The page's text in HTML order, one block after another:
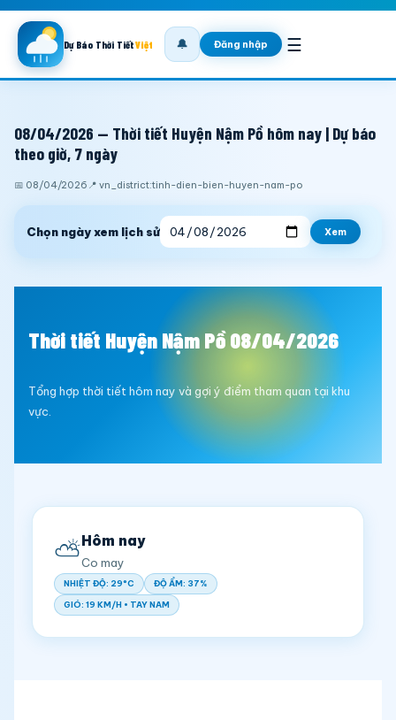
Dự Báo Thời TiếtViệt 🔔 Đăng nhập ☰
08/04/2026 — Thời tiết Huyện Nậm Pồ hôm nay | Dự báo
theo giờ, 7 ngày
📅 08/04/2026 📍 vn_district:tinh-dien-bien-huyen-nam-po
Chọn ngày xem lịch sử Xem
Thời tiết Huyện Nậm Pồ 08/04/2026
Tổng hợp thời tiết hôm nay và gợi ý điểm tham quan tại khu
vực.
⛅Hôm nay
Co may
NHIỆT ĐỘ: 29°C ĐỘ ẨM: 37%
GIÓ: 19 KM/H • TAY NAM